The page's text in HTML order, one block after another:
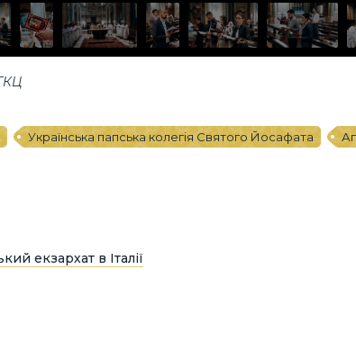
Українська папська колегія Святого Йосафата
екзархат в Італії